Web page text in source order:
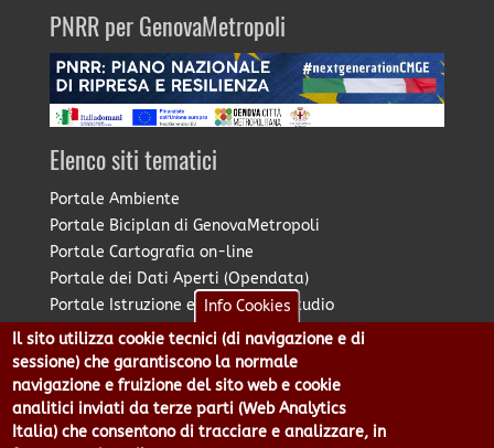
PNRR per GenovaMetropoli
Elenco siti tematici
Portale Ambiente
Portale Biciplan di GenovaMetropoli
Portale Cartografia on-line
Portale dei Dati Aperti (Opendata)
Portale Istruzione e Diritto allo Studio
Portale Marketing Territoriale
Portale Piano Strategico Metropolitano
Portale PUMS di GenovaMetropoli
Portale Stazione Unica Appaltante
Pratico: procedimenti e istanze online
Info Cookies
Il sito utilizza cookie tecnici (di navigazione e di
sessione) che garantiscono la normale
navigazione e fruizione del sito web e cookie
analitici inviati da terze parti (Web Analytics
Italia) che consentono di tracciare e analizzare, in